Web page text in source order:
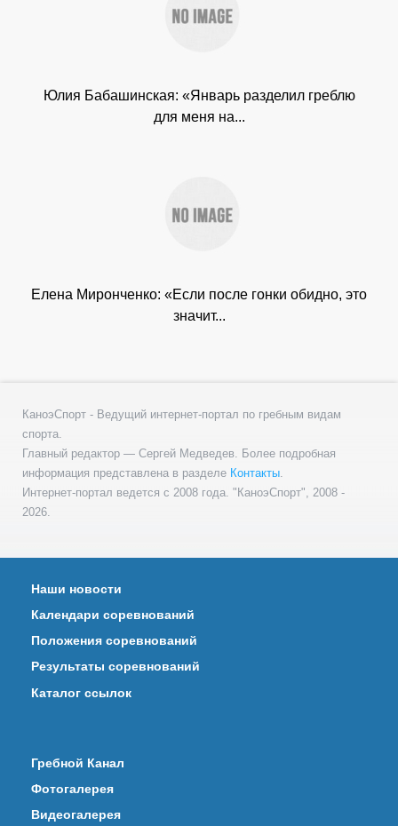
Юлия Бабашинская: «Январь разделил греблю
для меня на...
Елена Миронченко: «Если после гонки обидно, это
значит...
КаноэСпорт - Ведущий интернет-портал по гребным видам
спорта.
Главный редактор — Сергей Медведев. Более подробная
информация представлена в разделе Контакты
Интернет-портал ведется с 2008 года. "КаноэСпорт", 2008 -
2026.
Наши новости
Календари соревнований
Положения соревнований
Результаты соревнований
Каталог ссылок
Гребной Канал
Фотогалерея
Видеогалерея